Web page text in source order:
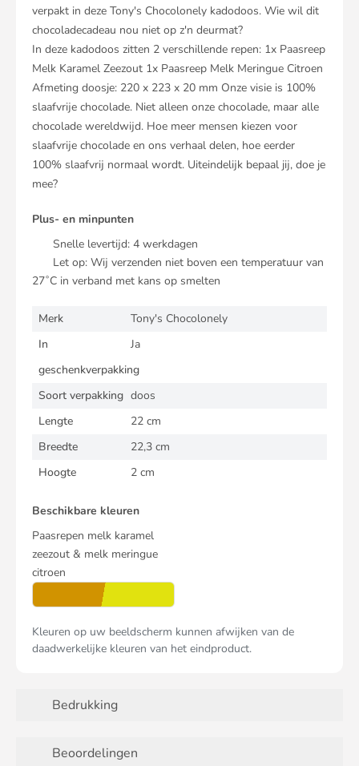
verpakt in deze Tony's Chocolonely kadodoos. Wie wil dit
chocoladecadeau nou niet op z'n deurmat?
In deze kadodoos zitten 2 verschillende repen: 1x Paasreep
Melk Karamel Zeezout 1x Paasreep Melk Meringue Citroen
Afmeting doosje: 220 x 223 x 20 mm Onze visie is 100%
slaafvrije chocolade. Niet alleen onze chocolade, maar alle
chocolade wereldwijd. Hoe meer mensen kiezen voor
slaafvrije chocolade en ons verhaal delen, hoe eerder
100% slaafvrij normaal wordt. Uiteindelijk bepaal jij, doe je
mee?
Plus- en minpunten
Snelle levertijd: 4werkdagen
Let op: Wij verzenden niet boven een temperatuur van
27˚C in verband met kans op smelten
Merk
Tony's Chocolonely
In
geschenkverpakking
Ja
Soort verpakking doos
Lengte
22 cm
Breedte
22,3 cm
Hoogte
2 cm
Beschikbare kleuren
Paasrepen melk karamel
zeezout & melk meringue
citroen
Kleuren op uw beeldscherm kunnen afwijken van de
daadwerkelijke kleuren van het eindproduct.
Bedrukking
Beoordelingen